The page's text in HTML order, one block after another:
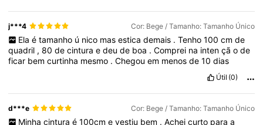
j***4 Cor: Bege / Tamanho: Tamanho Único
Ela é tamanho ú nico mas estica demais . Tenho 100 cm de
quadril ,80decinturaedeude boa .Comprei na intençãode
ficar bemcurtinha mesmo .Chegouem menosde10dias
Útil (0)
d***e Cor: Bege / Tamanho: Tamanho Único
Minha cintura é 100cm e vestiu bem . Achei curto para a